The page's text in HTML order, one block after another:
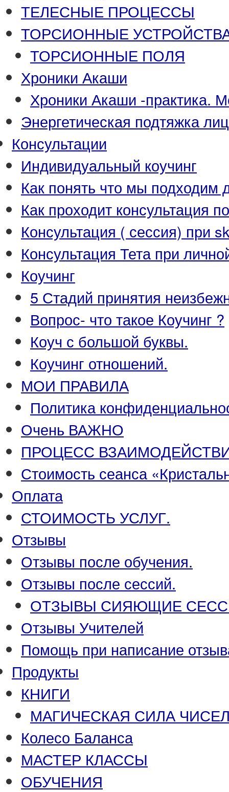
ТЕЛЕСНЫЕ ПРОЦЕССЫ
ТОРСИОННЫЕ УСТРОЙСТВА-
ТОРСИОННЫЕ ПОЛЯ
Хроники Акаши
Хроники Акаши -практика.
Энергетическая подтяжка
Консультации
Индивидуальный коучинг
Как понять что мы подходим
Как проходит консультация
Консультация ( сессия) при
Консультация Тета при
Коучинг
5 Стадий принятия
Вопрос- что такое Коучинг ?
Коуч с большой буквы.
Коучинг отношений.
МОИ ПРАВИЛА
Политика
Очень ВАЖНО
ПРОЦЕСС
Стоимость сеанса
Оплата
СТОИМОСТЬ УСЛУГ.
Отзывы
Отзывы после обучения.
Отзывы после сессий.
ОТЗЫВЫ СИЯЮЩИЕ
Отзывы Учителей
Помощь при написание
Продукты
КНИГИ
МАГИЧЕСКАЯ СИЛА
Колесо Баланса
МАСТЕР КЛАССЫ
ОБУЧЕНИЯ